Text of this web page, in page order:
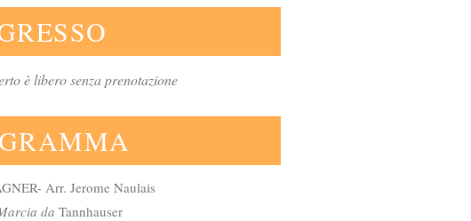
è libero senza prenotazione
Arr. Jerome Naulais
da Tannhauser